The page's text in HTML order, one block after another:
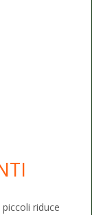
riduce